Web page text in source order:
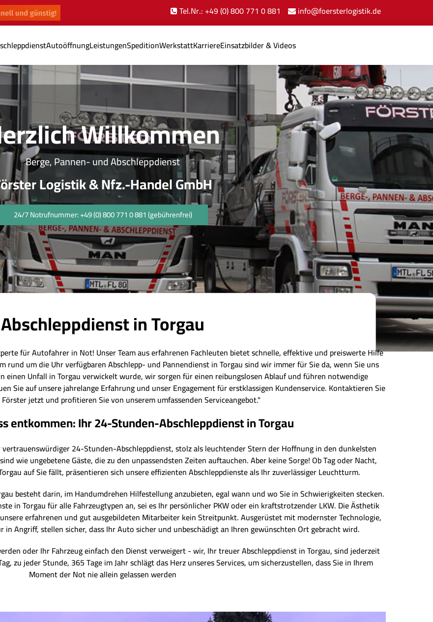
Tel.Nr.: +49 (0) 800 771 0 881 info@foersterlogistik.de
AutoöffnungLeistungenSpeditionWerkstattKarriereEinsatzbilder & Videos
Willkommen
Berge, Pannen- und Abschleppdienst
Logistik & Nfz.-Handel GmbH
24/7 Notrufnummer: +49 (0) 800 771 0 881 (gebührenfrei)
Abschleppdienst in Torgau
für Autofahrer in Not! Unser Team aus erfahrenen Fachleuten bietet schnelle, effektive und preiswerte Hilfe
rund um die Uhr verfügbaren Abschlepp- und Pannendienst in Torgau sind wir immer für Sie da, wenn Sie uns
einen Unfall in Torgau verwickelt wurde, wir sorgen für einen reibungslosen Ablauf und führen notwendige
Sie auf unsere jahrelange Erfahrung und unser Engagement für erstklassigen Kundenservice. Kontaktieren Sie
jetzt und profitieren Sie von unserem umfassenden Serviceangebot."
entkommen: Ihr 24-Stunden-Abschleppdienst in Torgau
24-Stunden-Abschleppdienst, stolz als leuchtender Stern der Hoffnung in den dunkelsten
wie ungebetene Gäste, die zu den unpassendsten Zeiten auftauchen. Aber keine Sorge! Ob Tag oder Nacht,
auf Sie fällt, präsentieren sich unsere effizienten Abschleppdienste als Ihr zuverlässiger Leuchtturm.
besteht darin, im Handumdrehen Hilfestellung anzubieten, egal wann und wo Sie in Schwierigkeiten stecken.
in Torgau für alle Fahrzeugtypen an, sei es Ihr persönlicher PKW oder ein kraftstrotzender LKW. Die Ästhetik
erfahrenen und gut ausgebildeten Mitarbeiter kein Streitpunkt. Ausgerüstet mit modernster Technologie,
Angriff, stellen sicher, dass Ihr Auto sicher und unbeschädigt an Ihren gewünschten Ort gebracht wird.
oder Ihr Fahrzeug einfach den Dienst verweigert - wir, Ihr treuer Abschleppdienst in Torgau, sind jederzeit
zu jeder Stunde, 365 Tage im Jahr schlägt das Herz unseres Services, um sicherzustellen, dass Sie in Ihrem
Moment der Not nie allein gelassen werden